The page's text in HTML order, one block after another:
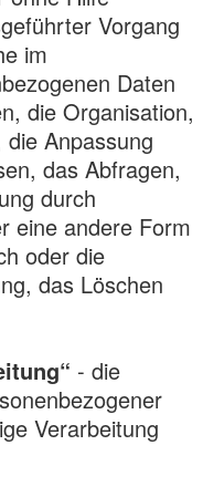
Vorgang
im
Daten
die Organisation,
Anpassung
das Abfragen,
durch
eine andere Form
oder die
das Löschen
- die
Verarbeitung